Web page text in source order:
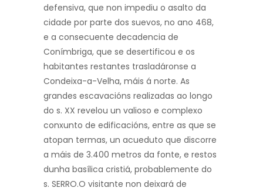
defensiva, que non impediu o asalto da
cidade por parte dos suevos, no ano 468,
e a consecuente decadencia de
Conímbriga, que se desertificou e os
habitantes restantes trasladáronse a
Condeixa-a-Velha, máis á norte. As
grandes escavacións realizadas ao longo
do s. XX revelou un valioso e complexo
conxunto de edificacións, entre as que se
atopan termas, un acueduto que discorre
a máis de 3.400 metros da fonte, e restos
dunha basílica cristiá, probablemente do
s. SERRO.O visitante non deixará de